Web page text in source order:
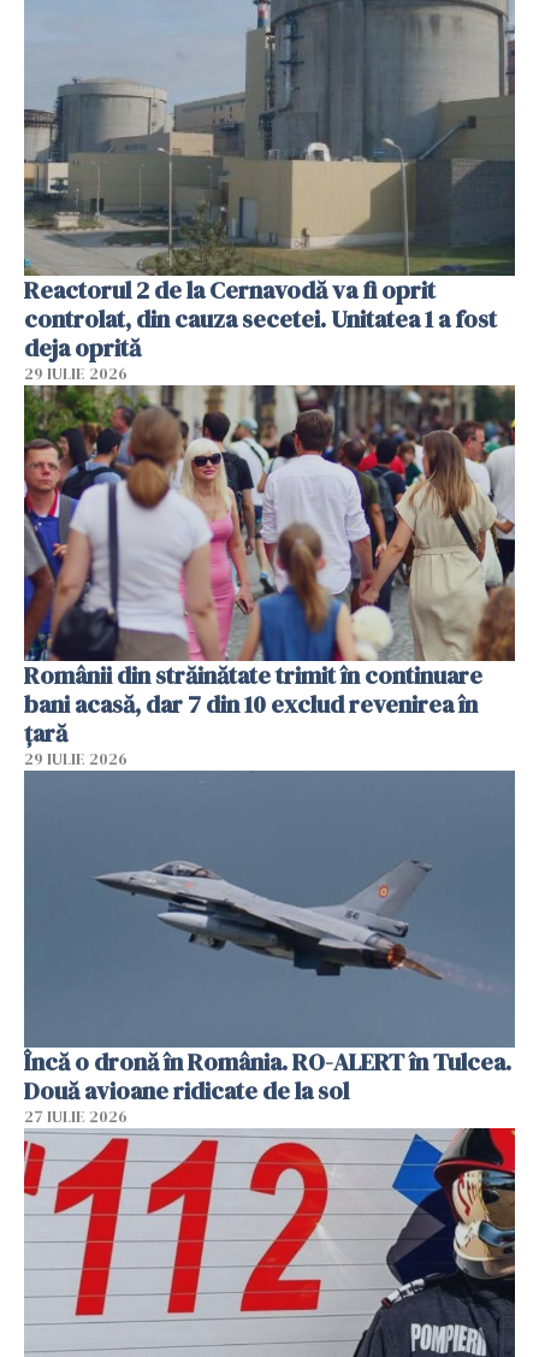
Reactorul 2 de la Cernavodă va fi oprit
controlat, din cauza secetei. Unitatea 1 a fost
deja oprită
29 IULIE 2026
Românii din străinătate trimit în continuare
bani acasă, dar 7 din 10 exclud revenirea în
țară
29 IULIE 2026
Încă o dronă în România. RO-ALERT în Tulcea.
Două avioane ridicate de la sol
27 IULIE 2026